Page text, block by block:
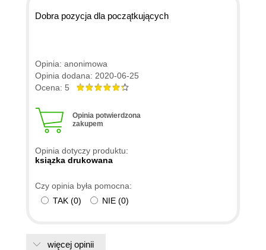
Dobra pozycja dla początkujących
Opinia: anonimowa
Opinia dodana: 2020-06-25
Ocena: 5
Opinia potwierdzona
zakupem
Opinia dotyczy produktu:
ksiązka drukowana
Czy opinia była pomocna:
TAK (0) NIE (0)
więcej opinii